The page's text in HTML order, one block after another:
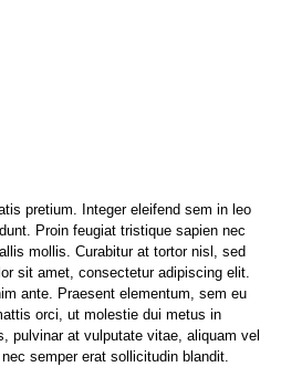
pretium. Integer eleifend sem in leo
Proin feugiat tristique sapien nec
mollis. Curabitur at tortor nisl, sed
sit amet, consectetur adipiscing elit.
ante. Praesent elementum, sem eu
orci, ut molestie dui metus in
pulvinar at vulputate vitae, aliquam vel
semper erat sollicitudin blandit.